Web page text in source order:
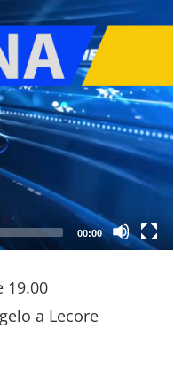
00:00
19.00
a Lecore